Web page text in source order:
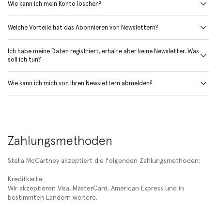
Wie kann ich mein Konto löschen?
Welche Vorteile hat das Abonnieren von Newslettern?
Ich habe meine Daten registriert, erhalte aber keine Newsletter. Was
soll ich tun?
Wie kann ich mich von Ihren Newslettern abmelden?
Zahlungsmethoden
Stella McCartney akzeptiert die folgenden Zahlungsmethoden:
Kreditkarte:
Wir akzeptieren Visa, MasterCard, American Express und in
bestimmten Ländern weitere.